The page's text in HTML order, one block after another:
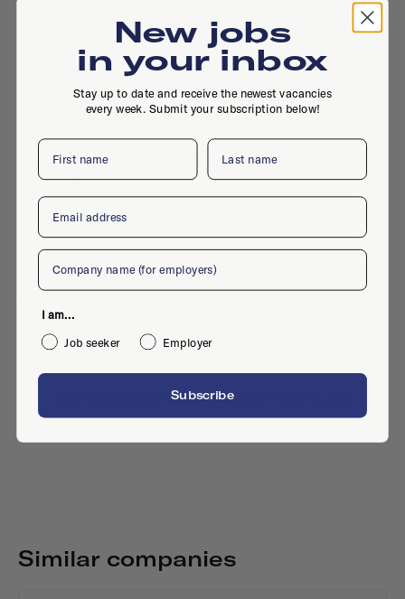
Lloydstraat 21m, 3024 EA, Rotterdam
Active jobs
Is this your company profile?
Similar companies
New jobs
in your inbox
Stay up to date and receive the newest vacancies
every week. Submit your subscription below!
First name Last name
Email
Company
I am...
Job seeker
Employer
Subscribe